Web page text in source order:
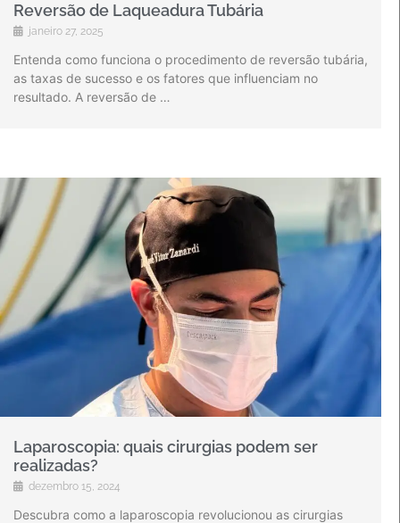
Reversão de Laqueadura Tubária
janeiro 27, 2025
Entenda como funciona o procedimento de reversão tubária,
as taxas de sucesso e os fatores que influenciam no
resultado. A reversão de …
Laparoscopia: quais cirurgias podem ser
realizadas?
dezembro 15, 2024
Descubra como a laparoscopia revolucionou as cirurgias